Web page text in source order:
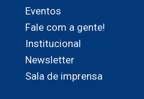
Eventos
Fale com a gente!
Institucional
Newsletter
Sala de imprensa